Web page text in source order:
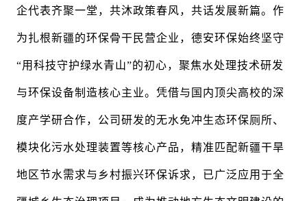
企代表齐聚一堂，共沐政策春风，共话发展新篇。作
为扎根新疆的环保骨干民营企业，德安环保始终坚守
“用科技守护绿水青山”的初心，聚焦水处理技术研发
与环保设备制造核心主业。凭借与国内顶尖高校的深
度产学研合作，公司研发的无水免冲生态环保厕所、
模块化污水处理装置等核心产品，精准匹配新疆干旱
地区节水需求与乡村振兴环保诉求，已广泛应用于全